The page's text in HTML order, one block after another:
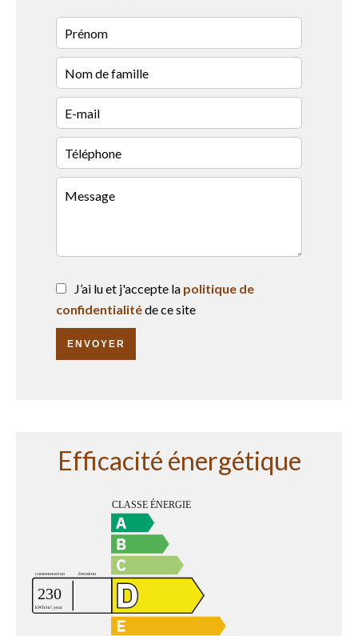
J’ai lu et j'accepte la politique de
confidentialitéde ce site
ENVOYER
Efficacité énergétique